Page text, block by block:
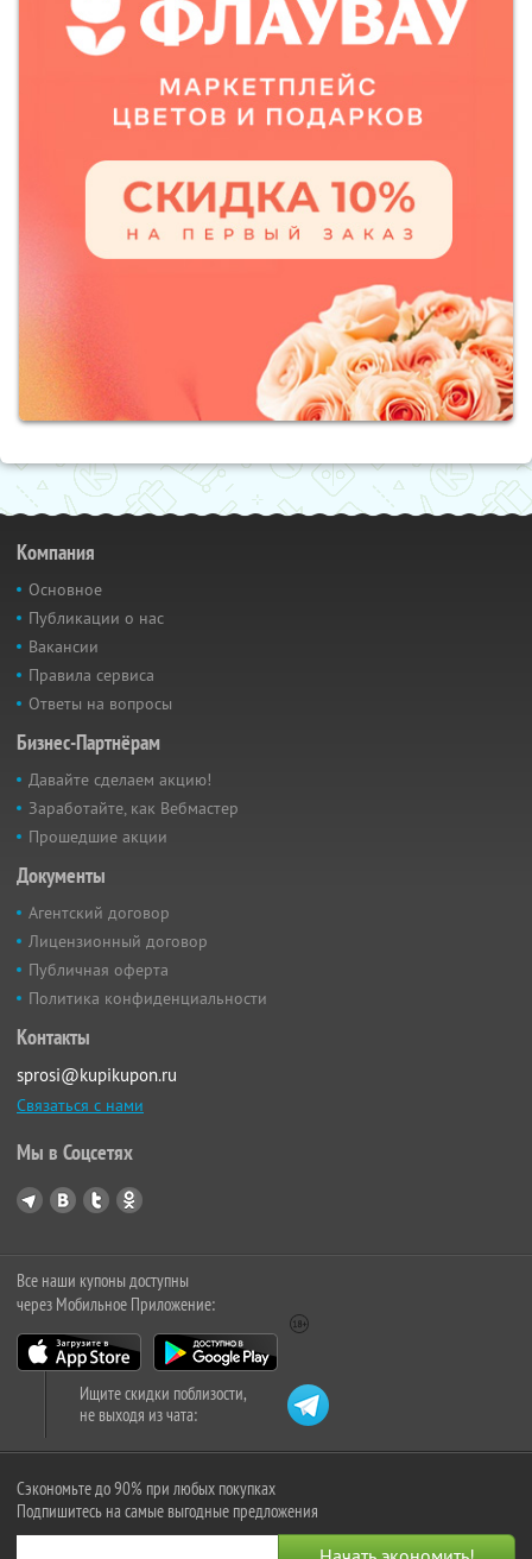
Компания
Основное
Публикации о нас
Вакансии
Правила сервиса
Ответы на вопросы
Бизнес-Партнёрам
Давайте сделаем акцию!
Заработайте, как Вебмастер
Прошедшие акции
Документы
Агентский договор
Лицензионный договор
Публичная оферта
Политика конфиденциальности
Контакты
sprosi@kupikupon.ru
Связаться с нами
Мы в Соцсетях
Все наши купоны доступны
через Мобильное Приложение:
Ищите скидки поблизости,
не выходя из чата:
Сэкономьте до 90% при любых покупках
Подпишитесь на самые выгодные предложения